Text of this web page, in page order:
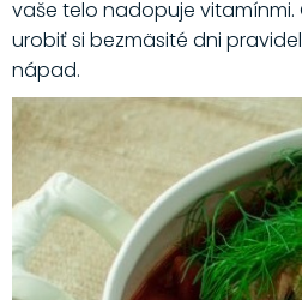
vaše telo nadopuje
urobiť si bezmäsité dni
nápad.